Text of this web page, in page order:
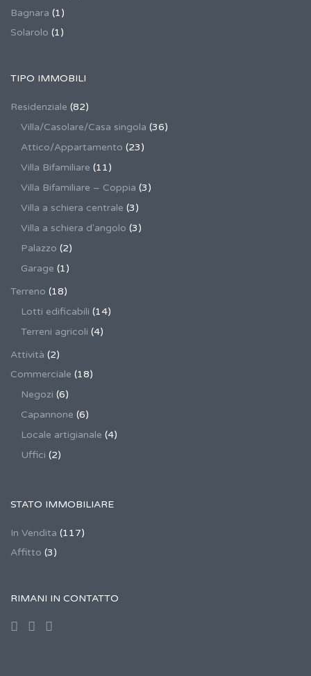
Bagnara (1)
Solarolo (1)
TIPO IMMOBILI
Residenziale (82)
Villa/Casolare/Casa singola (36)
Attico/Appartamento (23)
Villa Bifamiliare (11)
Villa Bifamiliare – Coppia (3)
Villa a schiera centrale (3)
Villa a schiera d'angolo (3)
Palazzo (2)
Garage (1)
Terreno (18)
Lotti edificabili (14)
Terreni agricoli (4)
Attività (2)
Commerciale (18)
Negozi (6)
Capannone (6)
Locale artigianale (4)
Uffici (2)
STATO IMMOBILIARE
In Vendita (117)
Affitto (3)
RIMANI IN CONTATTO